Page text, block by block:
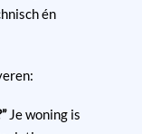
én
Je woning is